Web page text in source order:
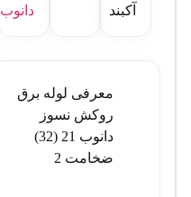
آکبند دانوب
معرفی لوله برق
روکش نسوز
دانوب 21 (32)
ضخامت 2